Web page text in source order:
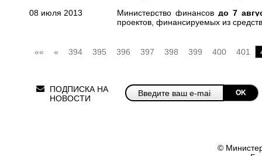
08 июля 2013
Министерство финансов до 7
проектов, финансируемых из
«« « 394 395 396 397 398 399 400 401
ПОДПИСКА НА
НОВОСТИ
OK
©